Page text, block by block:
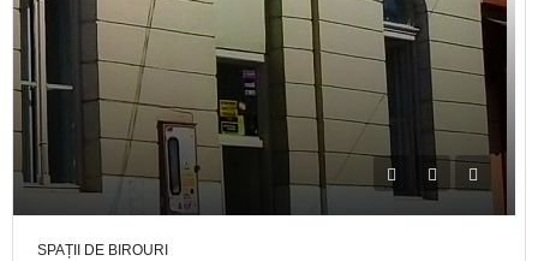
SPAȚII DE BIROURI